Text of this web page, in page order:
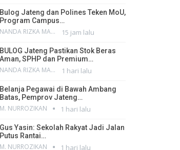
Bulog Jateng dan Polines Teken MoU,
Program Campus…
NANDA RIZKA MAHENDRA 15 jam lalu
BULOG Jateng Pastikan Stok Beras
Aman, SPHP dan Premium…
NANDA RIZKA MAHENDRA 1 hari lalu
Belanja Pegawai di Bawah Ambang
Batas, Pemprov Jateng…
M. NURROZIKAN 1 hari lalu
Gus Yasin: Sekolah Rakyat Jadi Jalan
Putus Rantai…
M. NURROZIKAN 1 hari lalu